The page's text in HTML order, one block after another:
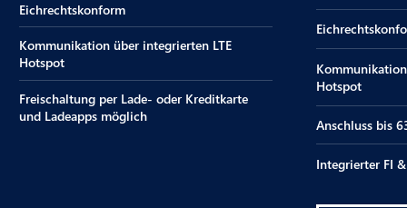
Eichrechtskonform
Kommunikation über integrierten LTE
Hotspot
Freischaltung per Lade- oder Kreditkarte
und Ladeapps möglich
Hotspot
Anschluss bis
Integrierter FI